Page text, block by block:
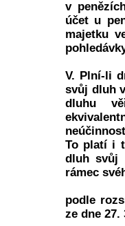
v
účet u
majetku
V. Plní-li
svůj dluh
dluhu
To platí i
dluh svůj
rámec
podle
ze dne 27.